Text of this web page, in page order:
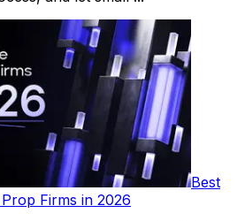
Best
Firms in 2026